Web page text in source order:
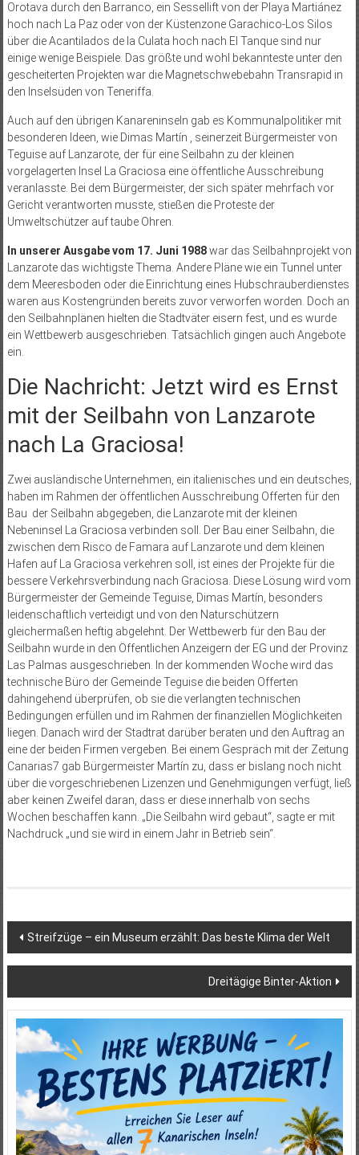
Orotava durch den Barranco, ein Sessellift von der Playa Martiánez
hoch nach La Paz oder von der Küstenzone Garachico-Los Silos
über die Acantilados de la Culata hoch nach El Tanque sind nur
einige wenige Beispiele. Das größte und wohl bekannteste unter den
gescheiterten Projekten war die Magnetschwebebahn Transrapid in
den Inselsüden von Teneriffa.
Auch auf den übrigen Kanareninseln gab es Kommunalpolitiker mit
besonderen Ideen, wie Dimas Martín , seinerzeit Bürgermeister von
Teguise auf Lanzarote, der für eine Seilbahn zu der kleinen
vorgelagerten Insel La Graciosa eine öffentliche Ausschreibung
veranlasste. Bei dem Bürgermeister, der sich später mehrfach vor
Gericht verantworten musste, stießen die Proteste der
Umweltschützer auf taube Ohren.
In unserer Ausgabe vom 17. Juni 1988war das Seilbahnprojekt von
Lanzarote das wichtigste Thema. Andere Pläne wie ein Tunnel unter
dem Meeresboden oder die Einrichtung eines Hubschrauberdienstes
waren aus Kostengründen bereits zuvor verworfen worden. Doch an
den Seilbahnplänen hielten die Stadtväter eisern fest, und es wurde
ein Wettbewerb ausgeschrieben. Tatsächlich gingen auch Angebote
ein.
Die Nachricht: Jetzt wird es Ernst
mit der Seilbahn von Lanzarote
nach La Graciosa!
Zwei ausländische Unternehmen, ein italienisches und ein deutsches,
haben im Rahmen der öffentlichen Ausschreibung Offerten für den
Bau der Seilbahn abgegeben, die Lanzarote mit der kleinen
Nebeninsel La Graciosa verbinden soll. Der Bau einer Seilbahn, die
zwischen dem Risco de Famara auf Lanzarote und dem kleinen
Hafen auf La Graciosa verkehren soll, ist eines der Projekte für die
bessere Verkehrsverbindung nach Graciosa. Diese Lösung wird vom
Bürgermeister der Gemeinde Teguise, Dimas Martín, besonders
leidenschaftlich verteidigt und von den Naturschützern
gleichermaßen heftig abgelehnt. Der Wettbewerb für den Bau der
Seilbahn wurde in den Öffentlichen Anzeigern der EG und der Provinz
Las Palmas ausgeschrieben. In der kommenden Woche wird das
technische Büro der Gemeinde Teguise die beiden Offerten
dahingehend überprüfen, ob sie die verlangten technischen
Bedingungen erfüllen und im Rahmen der finanziellen Möglichkeiten
liegen. Danach wird der Stadtrat darüber beraten und den Auftrag an
eine der beiden Firmen vergeben. Bei einem Gespräch mit der Zeitung
Canarias7 gab Bürgermeister Martín zu, dass er bislang noch nicht
über die vorgeschriebenen Lizenzen und Genehmigungen verfügt, ließ
aber keinen Zweifel daran, dass er diese innerhalb von sechs
Wochen beschaffen kann. „Die Seilbahn wird gebaut“, sagte er mit
Nachdruck „und sie wird in einem Jahr in Betrieb sein“.
Beitragsnavigation
Streifzüge – ein Museum erzählt: Das beste Klima der Welt
Dreitägige Binter-Aktion